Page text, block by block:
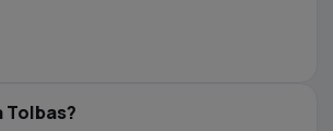
Tolbas?